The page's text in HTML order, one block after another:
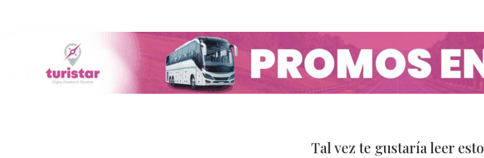
Tal vez te gustaría leer esto